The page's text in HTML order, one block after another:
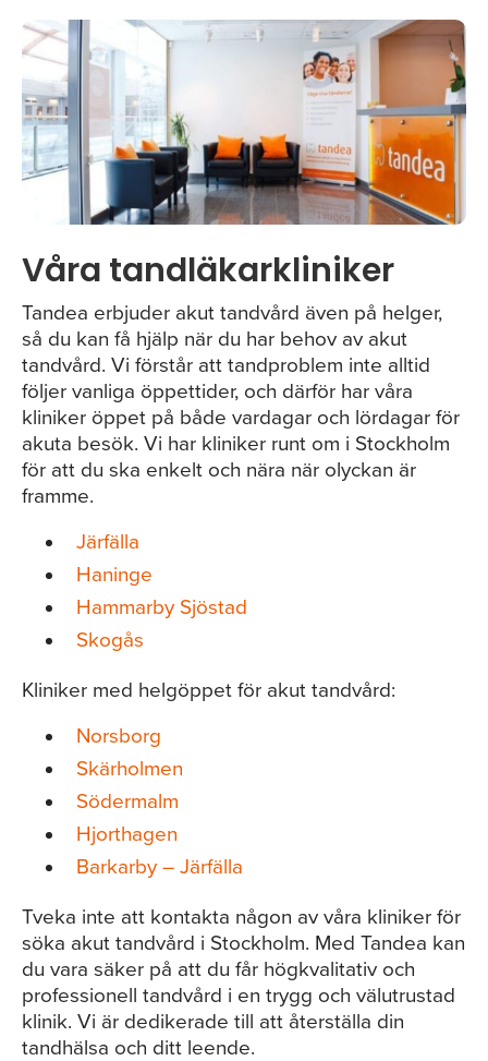
Våra tandläkarkliniker
Tandea erbjuder akut tandvård även på helger,
så du kan få hjälp när du har behov av akut
tandvård. Vi förstår att tandproblem inte alltid
följer vanliga öppettider, och därför har våra
kliniker öppet på både vardagar och lördagar för
akuta besök. Vi har kliniker runt om i Stockholm
för att du ska enkelt och nära när olyckan är
framme.
Järfälla
Haninge
Hammarby Sjöstad
Skogås
Kliniker med helgöppet för akut tandvård:
Norsborg
Skärholmen
Södermalm
Hjorthagen
Barkarby – Järfälla
Tveka inte att kontakta någon av våra kliniker för
söka akut tandvård i Stockholm. Med Tandea kan
du vara säker på att du får högkvalitativ och
professionell tandvård i en trygg och välutrustad
klinik. Vi är dedikerade till att återställa din
tandhälsa och ditt leende.